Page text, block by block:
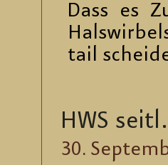
Dass es
tail
HWS
30.